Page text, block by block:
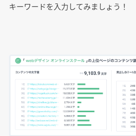
キーワードを入力してみましょう！